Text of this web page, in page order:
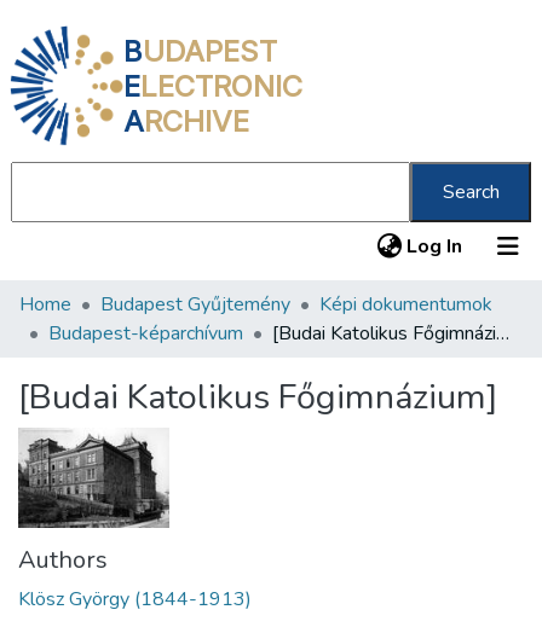
BUDAPEST
ELECTRONIC
ARCHIVE
Search
Log In (current)
Communities & Collections
Statistics
About us
Home Budapest Gyűjtemény
Képi dokumentumok
Budapest-képarchívum
[Budai Katolikus Főgimnázium]
[Budai Katolikus Főgimnázium]
Authors
Klösz György (1844-1913)